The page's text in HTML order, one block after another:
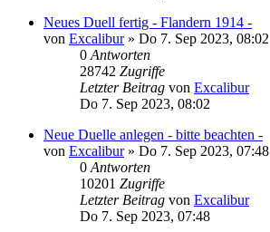
Neues Duell fertig - Flandern 1914 -
von Excalibur» Do 7. Sep 2023, 08:02
0 Antworten
28742 Zugriffe
Letzter Beitrag von Excalibur
Do 7. Sep 2023, 08:02
Neue Duelle anlegen - bitte beachten -
von Excalibur» Do 7. Sep 2023, 07:48
0 Antworten
10201 Zugriffe
Letzter Beitrag von Excalibur
Do 7. Sep 2023, 07:48